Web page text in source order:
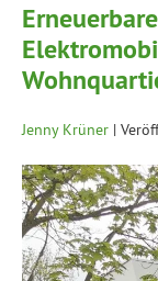
Jenny Krüner |